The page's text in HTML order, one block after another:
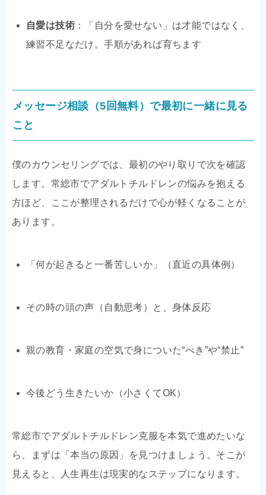
自愛は技術 ：「自分を愛せない」は才能ではなく、
練習不足なだけ。手順があれば育ちます
メッセージ相談（5回無料）で最初に一緒に見る
こと
僕のカウンセリングでは、最初のやり取りで次を確認
します。常総市でアダルトチルドレンの悩みを抱える
方ほど、ここが整理されるだけで心が軽くなることが
あります。
「何が起きると一番苦しいか」（直近の具体例）
その時の頭の声（自動思考）と、身体反応
親の教育・家庭の空気で身についた“べき”や“禁止”
今後どう生きたいか（小さくてOK）
常総市でアダルトチルドレン克服を本気で進めたいな
ら、まずは「本当の原因」を見つけましょう。そこが
見えると、人生再生は現実的なステップになります。